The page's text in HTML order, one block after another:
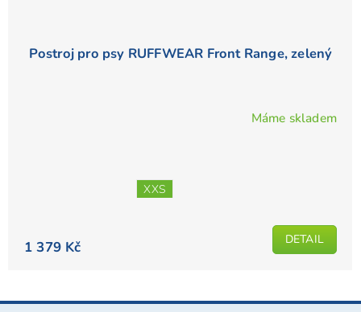
Postroj pro psy RUFFWEAR Front Range, zelený
5
hvězdiček.
Máme skladem
1 379 Kč DETAIL
XXS